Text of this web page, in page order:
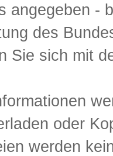
angegeben -
des
Sie sich mit
oder
werden